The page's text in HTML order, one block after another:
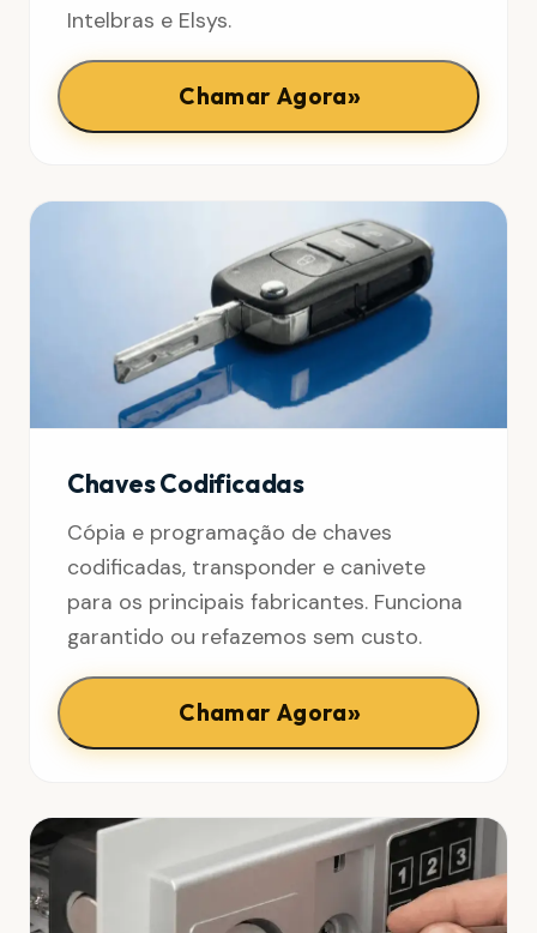
Intelbras e Elsys.
Chamar Agora»
Chaves Codificadas
Cópia e programação de chaves
codificadas, transponder e canivete
para os principais fabricantes. Funciona
garantido ou refazemos sem custo.
Chamar Agora»